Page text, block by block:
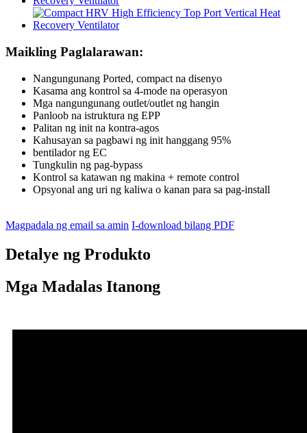
Maikling Paglalarawan:
Nangungunang Ported, compact na disenyo
Kasama ang kontrol sa 4-mode na operasyon
Mga nangungunang outlet/outlet ng hangin
Panloob na istruktura ng EPP
Palitan ng init na kontra-agos
Kahusayan sa pagbawi ng init hanggang 95%
bentilador ng EC
Tungkulin ng pag-bypass
Kontrol sa katawan ng makina + remote control
Opsyonal ang uri ng kaliwa o kanan para sa pag-install
Magpadala ng email sa amin I-download bilang PDF
Detalye ng Produkto
Mga Madalas Itanong